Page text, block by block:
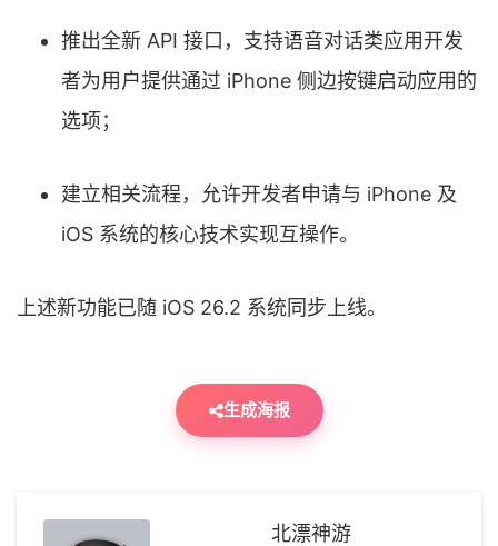
推出全新 API 接口，支持语音对话类应用开发
者为用户提供通过 iPhone 侧边按键启动应用的
选项；
建立相关流程，允许开发者申请与 iPhone 及
iOS 系统的核心技术实现互操作。
上述新功能已随 iOS 26.2 系统同步上线。
生成海报
北漂神游